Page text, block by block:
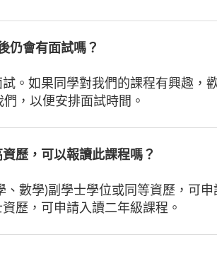
仍會有面試嗎？
。如果同學對我們的課程有興趣，
，以便安排面試時間。
歷，可以報讀此課程嗎？
、數學)副學士學位或同等資歷，可
歷，可申請入讀二年級課程。